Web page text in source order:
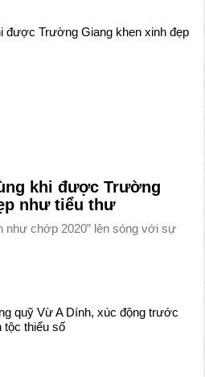
khi được Trường
như tiểu thư
như chớp 2020” lên sóng với sự